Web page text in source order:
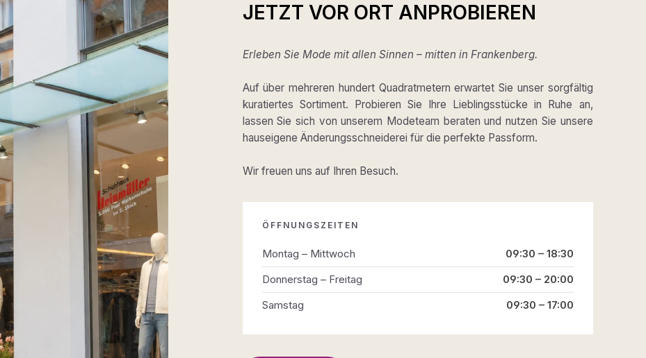
JETZT VOR ORT ANPROBIEREN
Erleben Sie Mode mit allen Sinnen – mitten in Frankenberg.
Auf über mehreren hundert Quadratmetern erwartet Sie unser sorgfältig
kuratiertes Sortiment. Probieren Sie Ihre Lieblingsstücke in Ruhe an,
lassen Sie sich von unserem Modeteam beraten und nutzen Sie unsere
hauseigene Änderungsschneiderei für die perfekte Passform.
Wir freuen uns auf Ihren Besuch.
ÖFFNUNGSZEITEN
Montag – Mittwoch
09:30 – 18:30
Donnerstag – Freitag
09:30 – 20:00
Samstag
09:30 – 17:00